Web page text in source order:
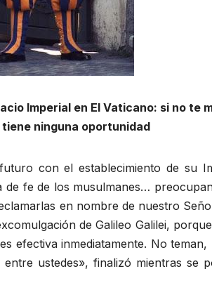
Imperial en El Vaticano: si no
tiene ninguna oportunidad
con el establecimiento de su
fe de los musulmanes…
en nombre de nuestro
de Galileo Galilei,
efectiva inmediatamente. No
ustedes», finalizó mientras se